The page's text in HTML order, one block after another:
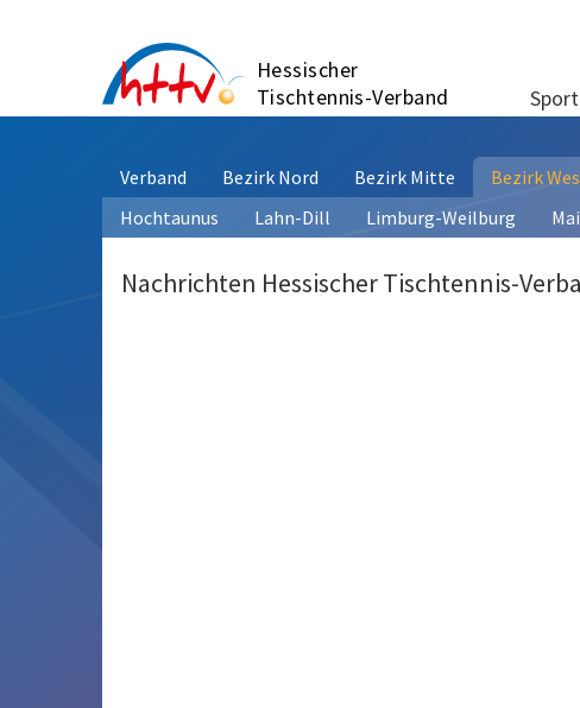
Hessischer
Tischtennis-Verband
Sport
Verband Bezirk Nord Bezirk Mitte Bezirk
Hochtaunus
Lahn-Dill Limburg-Weilburg
Nachrichten Hessischer Tischtennis-